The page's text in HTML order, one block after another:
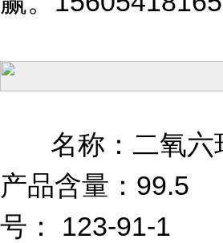
名称：二氧六
产品含量：99.5
号： 123-91-1